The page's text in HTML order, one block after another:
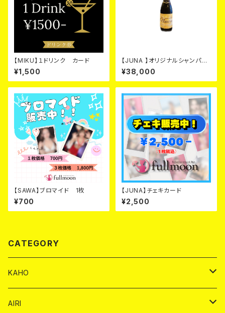
【MIKU】１ドリンク カード
¥1,500
【JUNA 】オリジナルシャンパ
ン ゴールド カード
¥38,000
【SAWA】ブロマイド 1枚
¥700
【JUNA】チェキカード
¥2,500
CATEGORY
KAHO
シャンパンカード
AIRI